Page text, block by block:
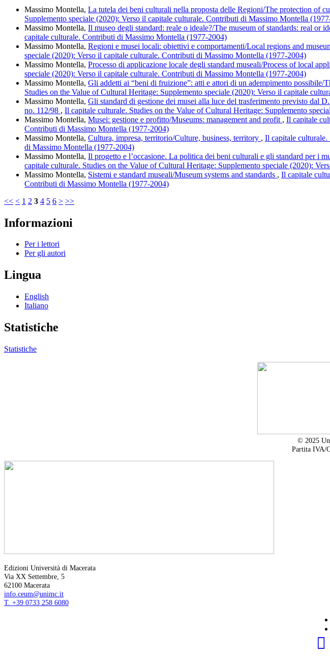
Massimo Montella, La tutela dei beni culturali nella proposta delle Regioni/The protection of
Supplemento speciale (2020): Verso il capitale culturale. Contributi di Massimo Montella
Massimo Montella, Il museo degli standard: reale o ideale?/The museum of standards: real or
capitale culturale. Contributi di Massimo Montella (1977-2004)
Massimo Montella, Regioni e musei locali: obiettivi e comportamenti/Local regions and
speciale (2020): Verso il capitale culturale. Contributi di Massimo Montella (1977-2004)
Massimo Montella, Processo di applicazione locale degli standard museali/Process of local
speciale (2020): Verso il capitale culturale. Contributi di Massimo Montella (1977-2004)
Massimo Montella, Gli addetti ai “beni di fruizione”: atti e attori di un adempimento possibile/
Studies on the Value of Cultural Heritage: Supplemento speciale (2020): Verso il capitale
Massimo Montella, Gli standard di gestione dei musei alla luce del trasferimento previsto dal
no. 112/98 , Il capitale culturale. Studies on the Value of Cultural Heritage: Supplemento
Massimo Montella, Musei: gestione e profitto/Museums: management and profit , Il capitale
Contributi di Massimo Montella (1977-2004)
Massimo Montella, Cultura, impresa, territorio/Culture, business, territory , Il capitale culturale.
di Massimo Montella (1977-2004)
Massimo Montella, Il progetto e l’occasione. La politica dei beni culturali e gli standard per i
capitale culturale. Studies on the Value of Cultural Heritage: Supplemento speciale (2020):
Massimo Montella, Sistemi e standard museali/Museum systems and standards , Il capitale
Contributi di Massimo Montella (1977-2004)
<< < 1 2 3 4 5 6 > >>
Informazioni
Per i lettori
Per gli autori
Lingua
English
Italiano
Statistiche
Statistiche
© 2025
Partita IVA/
Edizioni Università di Macerata
Via XX Settembre, 5
62100 Macerata
info.ceum@unimc.it
T. +39 0733 258 6080